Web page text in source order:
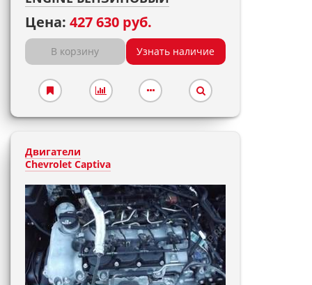
Цена: 427 630 руб.
В корзину Узнать наличие
Двигатели
Chevrolet Captiva